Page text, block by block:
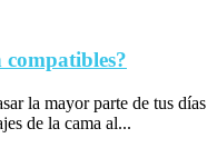
compatibles?
la mayor parte de tus días
de la cama al...